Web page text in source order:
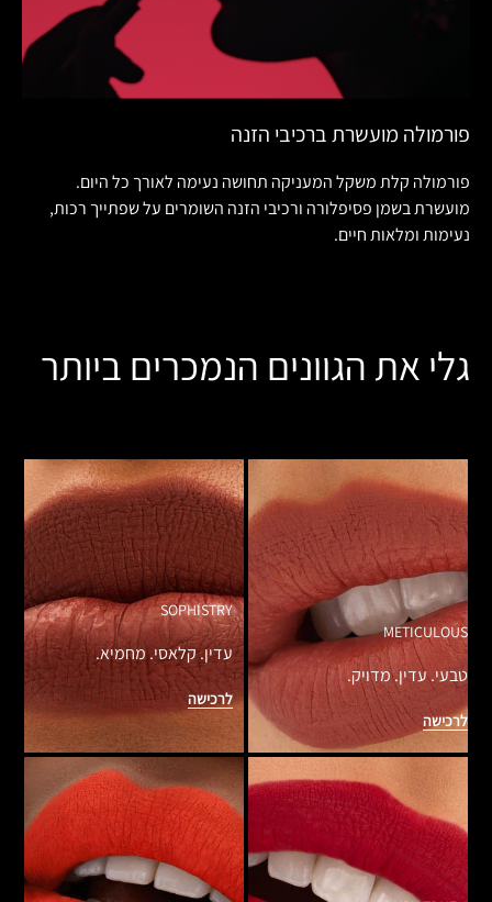
פורמולה מועשרת ברכיבי הזנה
פורמולה קלת משקל המעניקה תחושה נעימה לאורך כל היום.
מועשרת בשמן פסיפלורה ורכיבי הזנה השומרים על שפתייך רכות,
נעימות ומלאות חיים.
גלי את הגוונים הנמכרים ביותר
METICULOUS
טבעי. עדין. מדויק.
לרכישה
SOPHISTRY
עדין. קלאסי. מחמיא.
לרכישה